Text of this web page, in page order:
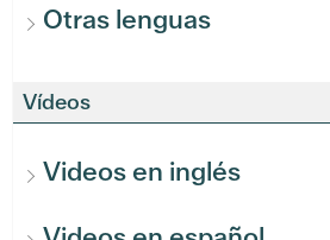
Otras lenguas
Vídeos
Videos en inglés